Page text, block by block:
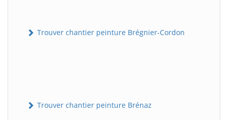
Trouver chantier peinture Brégnier-Cordon
Trouver chantier peinture Brénaz